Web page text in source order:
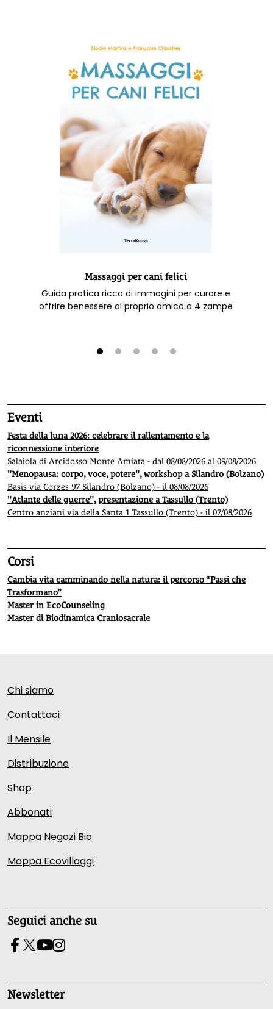
Massaggi per cani felici
Guida pratica ricca di immagini per curare e
offrire benessere al proprio amico a 4 zampe
Eventi
Festa della luna 2026: celebrare il rallentamento e la
riconnessione interiore
Salaiola di Arcidosso Monte Amiata - dal 08/08/2026 al 09/08/2026
"Menopausa: corpo, voce, potere", workshop a Silandro (Bolzano)
Basis via Corzes 97 Silandro (Bolzano) - il 08/08/2026
"Atlante delle guerre", presentazione a Tassullo (Trento)
Centro anziani via della Santa 1 Tassullo (Trento) - il 07/08/2026
Corsi
Cambia vita camminando nella natura: il percorso “Passi che
Trasformano”
Master in EcoCounseling
Master di Biodinamica Craniosacrale
Chi siamo
Contattaci
Il Mensile
Distribuzione
Shop
Abbonati
Mappa Negozi Bio
Mappa Ecovillaggi
Seguici anche su
Newsletter